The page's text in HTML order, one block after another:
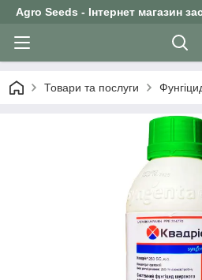
Agro Seeds - Інтернет магазин
Товари та послуги